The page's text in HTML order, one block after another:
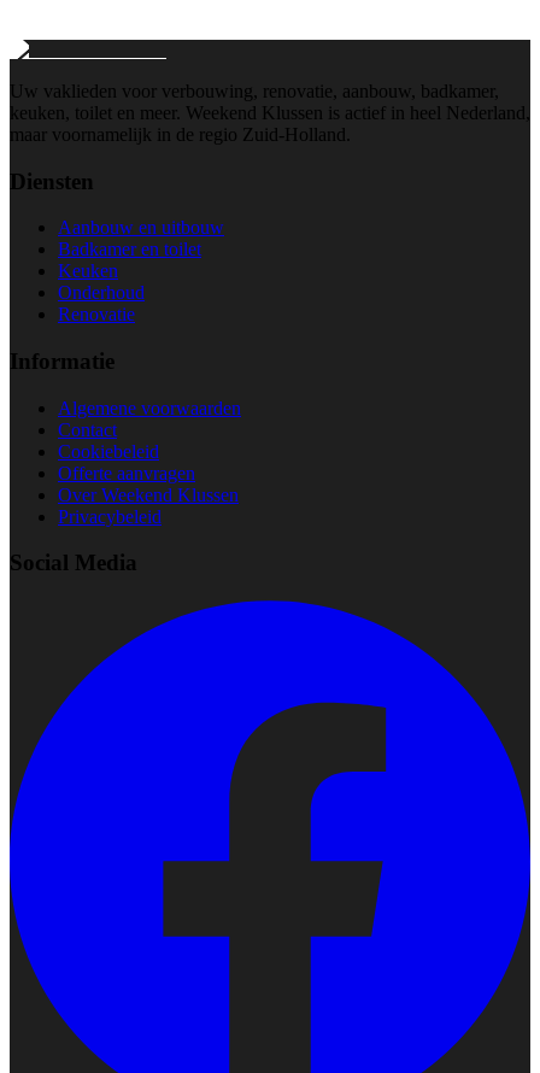
Uw vaklieden voor verbouwing, renovatie, aanbouw, badkamer,
keuken, toilet en meer. Weekend Klussen is actief in heel Nederland,
maar voornamelijk in de regio Zuid-Holland.
Diensten
Aanbouw en uitbouw
Badkamer en toilet
Keuken
Onderhoud
Renovatie
Informatie
Algemene voorwaarden
Contact
Cookiebeleid
Offerte aanvragen
Over Weekend Klussen
Privacybeleid
Social Media